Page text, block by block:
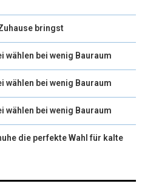
bringst
bei wenig Bauraum
bei wenig Bauraum
bei wenig Bauraum
die perfekte Wahl für kalte